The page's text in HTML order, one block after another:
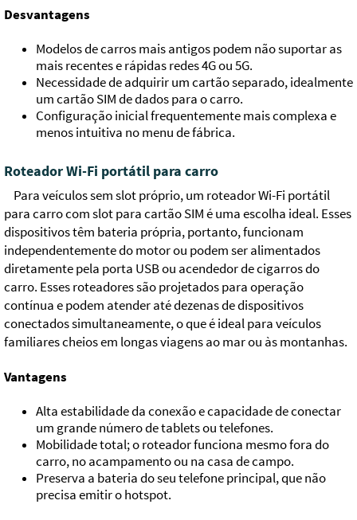
Desvantagens
Modelos de carros mais antigos podem não suportar as
mais recentes e rápidas redes 4G ou 5G.
Necessidade de adquirir um cartão separado, idealmente
um cartão SIM de dados para o carro.
Configuração inicial frequentemente mais complexa e
menos intuitiva no menu de fábrica.
Roteador Wi-Fi portátil para carro
Para veículos sem slot próprio, um roteador Wi-Fi portátil
para carro com slot para cartão SIM é uma escolha ideal. Esses
dispositivos têm bateria própria, portanto, funcionam
independentemente do motor ou podem ser alimentados
diretamente pela porta USB ou acendedor de cigarros do
carro. Esses roteadores são projetados para operação
contínua e podem atender até dezenas de dispositivos
conectados simultaneamente, o que é ideal para veículos
familiares cheios em longas viagens ao mar ou às montanhas.
Vantagens
Alta estabilidade da conexão e capacidade de conectar
um grande número de tablets ou telefones.
Mobilidade total; o roteador funciona mesmo fora do
carro, no acampamento ou na casa de campo.
Preserva a bateria do seu telefone principal, que não
precisa emitir o hotspot.